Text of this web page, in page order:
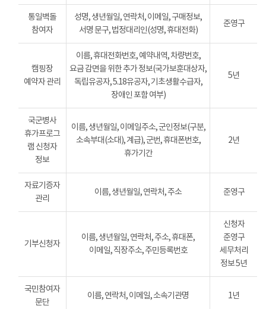
통일벽돌
참여자
성명, 생년월일, 연락처, 이메일, 구매정보,
서명 문구, 법정대리인(성명, 휴대전화)
준영구
캠핑장
예약자 관리
이름, 휴대전화번호, 예약내역, 차량번호,
요금 감면을 위한 추가 정보(국가보훈대상자,
독립유공자, 5.18유공자, 기초생활수급자,
장애인 포함 여부)
5년
국군병사
휴가프로그
램 신청자
정보
이름, 생년월일, 이메일주소, 군인정보(구분,
소속부대(소대), 계급), 군번, 휴대폰번호,
휴가기간
2년
자료기증자
관리
이름, 생년월일, 연락처, 주소 준영구
기부신청자
이름, 생년월일, 연락처, 주소, 휴대폰,
이메일, 직장주소, 주민등록번호
신청자
준영구
세무처리
정보 5년
국민참여자
문단
이름, 연락처, 이메일, 소속기관명 1년